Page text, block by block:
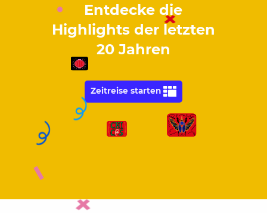
Entdecke die
Highlights der letzten
20 Jahren
Zeitreise starten